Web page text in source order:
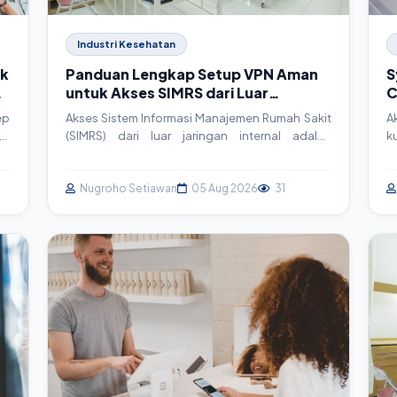
Industri Kesehatan
Panduan Lengkap Setup VPN Aman
untuk Akses SIMRS dari Luar
Jaringan RS
Akses Sistem Informasi Manajemen Rumah Sakit
(SIMRS) dari luar jaringan internal adalah
membangun Virtual Private Network (VPN) yang
keamanan data pasien.
Nugroho Setiawan 05 Aug 2026 31